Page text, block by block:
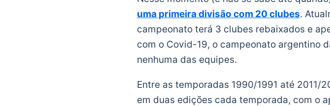
uma primeira divisão com 20 clubes.
campeonato terá 3 clubes rebaixados e
com o Covid-19, o campeonato argentino
nenhuma das equipes.
Entre as temporadas 1990/1991 até 2011/
em duas edições cada temporada, com o